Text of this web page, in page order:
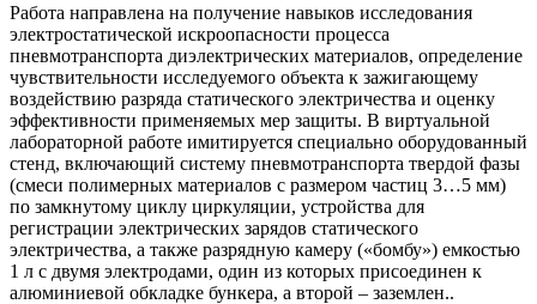
Работа направлена на получение навыков исследования
электростатической искроопасности процесса
пневмотранспорта диэлектрических материалов, определение
чувствительности исследуемого объекта к зажигающему
воздействию разряда статического электричества и оценку
эффективности применяемых мер защиты. В виртуальной
лабораторной работе имитируется специально оборудованный
стенд, включающий систему пневмотранспорта твердой фазы
(смеси полимерных материалов с размером частиц 3…5 мм)
по замкнутому циклу циркуляции, устройства для
регистрации электрических зарядов статического
электричества, а также разрядную камеру («бомбу») емкостью
1 л с двумя электродами, один из которых присоединен к
алюминиевой обкладке бункера, а второй – заземлен..